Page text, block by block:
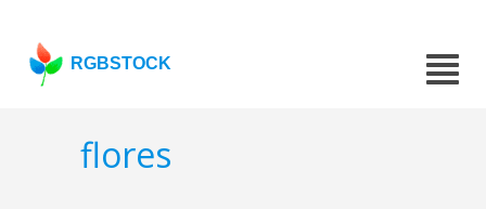
RGBSTOCK
flores